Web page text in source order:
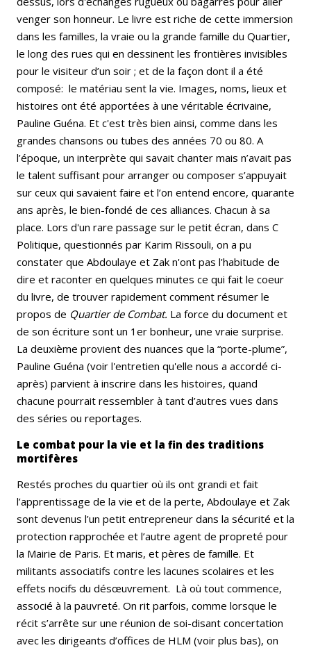
venger son honneur. Le livre est riche de cette immersion
dans les familles, la vraie ou la grande famille du Quartier,
le long des rues qui en dessinent les frontières invisibles
pour le visiteur d’un soir ; et de la façon dont il a été
composé: le matériau sent la vie. Images, noms, lieux et
histoires ont été apportées à une véritable écrivaine,
Pauline Guéna. Et c'est très bien ainsi, comme dans les
grandes chansons ou tubes des années 70 ou 80. A
l’époque, un interprète qui savait chanter mais n’avait pas
le talent suffisant pour arranger ou composer s’appuyait
sur ceux qui savaient faire et l’on entend encore, quarante
ans après, le bien-fondé de ces alliances. Chacun à sa
place. Lors d'un rare passage sur le petit écran, dans C
Politique, questionnés par Karim Rissouli, on a pu
constater que Abdoulaye et Zak n'ont pas l'habitude de
dire et raconter en quelques minutes ce qui fait le coeur
du livre, de trouver rapidement comment résumer le
propos de Quartier de Combat. La force du document et
de son écriture sont un 1er bonheur, une vraie surprise.
La deuxième provient des nuances que la “porte-plume”,
Pauline Guéna (voir l'entretien qu'elle nous a accordé ci-
après) parvient à inscrire dans les histoires, quand
chacune pourrait ressembler à tant d’autres vues dans
des séries ou reportages.
Le combat pour la vie et la fin des traditions
mortifères
Restés proches du quartier où ils ont grandi et fait
l’apprentissage de la vie et de la perte, Abdoulaye et Zak
sont devenus l’un petit entrepreneur dans la sécurité et la
protection rapprochée et l’autre agent de propreté pour
la Mairie de Paris. Et maris, et pères de famille. Et
militants associatifs contre les lacunes scolaires et les
effets nocifs du désœuvrement. Là où tout commence,
associé à la pauvreté. On rit parfois, comme lorsque le
récit s’arrête sur une réunion de soi-disant concertation
avec les dirigeants d’offices de HLM (voir plus bas), on